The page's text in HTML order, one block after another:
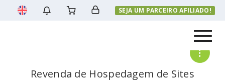
SEJA UM PARCEIRO AFILIADO!
Menu
Revenda de Hospedagem de Sites